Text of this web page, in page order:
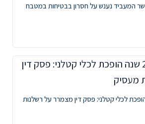
המעביד נענש על חסרון בבטיחות במטבח
בת 20 שנה הופכת לכלי קטלני: פסק דין מצמרר על רשלנות